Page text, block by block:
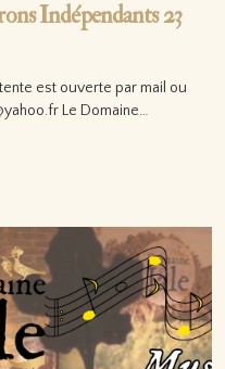
Indépendants 23
est ouverte par mail ou
Le Domaine…